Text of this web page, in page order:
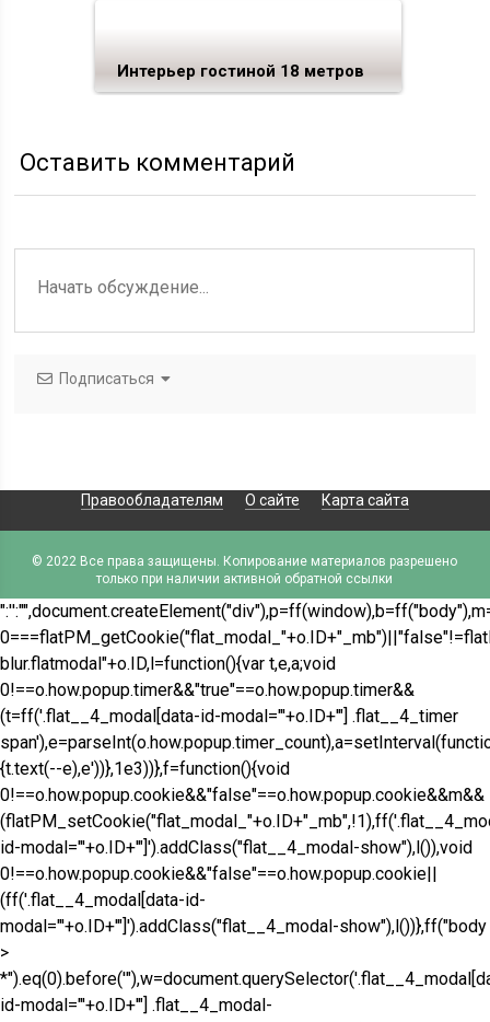
Интерьер гостиной 18 метров
Оставить комментарий
Подписаться
Правообладателям О сайте Карта сайта
© 2022 Все права защищены. Копирование материалов разрешено
только при наличии активной обратной ссылки
":'
blur.flatmodal"+o.ID,l=function(){var t,e,a;void
0!==o.how.popup.timer&&"true"==o.how.popup.timer&&
(t=ff('.flat__4_modal[data-id-modal="'+o.ID+'"] .flat__4_timer
{t.text(--e),e'))},1e3))},f=function(){void
0!==o.how.popup.cookie&&"false"==o.how.popup.cookie&&m&&
id-modal="'+o.ID+'"]').addClass("flat__4_modal-show"),l()),void
0!==o.how.popup.cookie&&"false"==o.how.popup.cookie||
(ff('.flat__4_modal[data-id-
modal="'+o.ID+'"]').addClass("flat__4_modal-show"),l())},ff("body
>
*").eq(0).before('
id-modal="'+o.ID+'"] .flat__4_modal-